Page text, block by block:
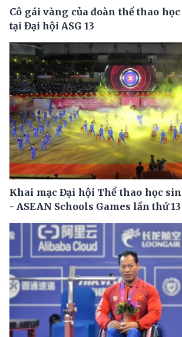
Cô gái vàng của đoàn thể thao
tại Đại hội ASG 13
Khai mạc Đại hội Thể thao học
- ASEAN Schools Games lần thứ 13